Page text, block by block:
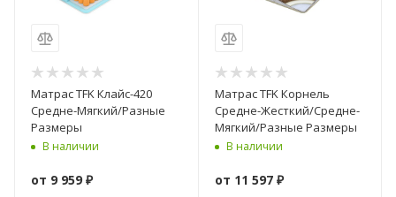
Матрас TFK Клайс-420
Средне-Мягкий/Разные
Размеры
В наличии
от 9 959 ₽
Матрас TFK Корнель
Средне-Жесткий/Средне-
Мягкий/Разные Размеры
В наличии
от 11 597 ₽